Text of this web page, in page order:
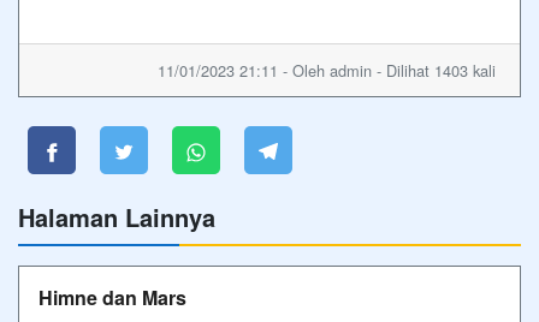
11/01/2023 21:11 - Oleh admin - Dilihat 1403 kali
Halaman Lainnya
Himne dan Mars